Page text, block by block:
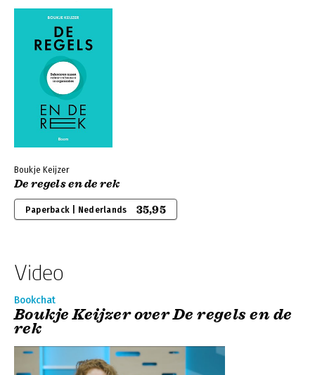
Boukje Keijzer
De regels en de rek
Paperback | Nederlands 35,95
Video
Bookchat
Boukje Keijzer over De regels en de
rek